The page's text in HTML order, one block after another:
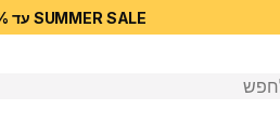
SUMMER SALE עד 50% הנחה 🛍️
חיפוש